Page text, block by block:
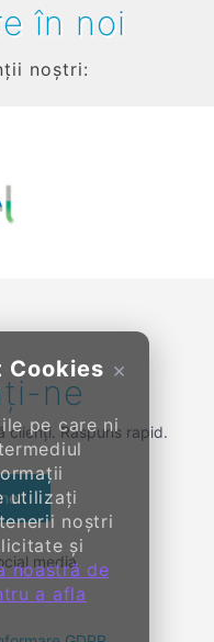
×
Cookies
pe care ni
utilizați
noștri
și
noastră de
a afla
în noi
noștri:
ne
clienți. Răspuns rapid.
media